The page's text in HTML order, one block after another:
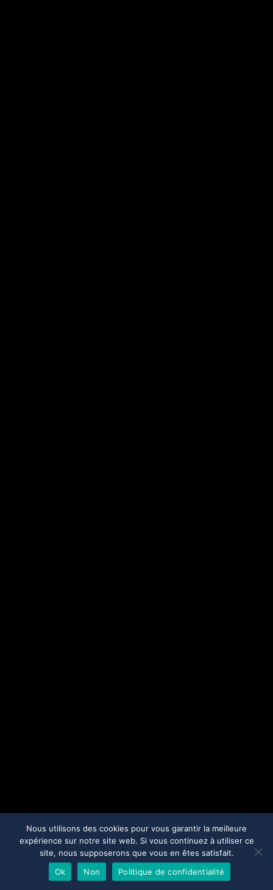
Nous utilisons des cookies pour vous garantir la meilleure
expérience sur notre site web. Si vous continuez à utiliser ce
site, nous supposerons que vous en êtes satisfait.
Ok
Non Politique de confidentialité